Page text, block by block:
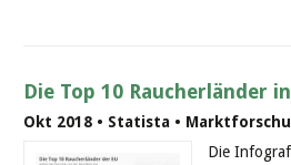
Die Top 10 Raucherländer
Okt 2018 • Statista •
Die